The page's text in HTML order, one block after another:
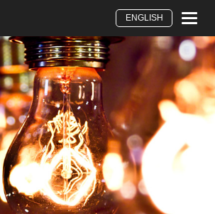
Toggle
ENGLISH